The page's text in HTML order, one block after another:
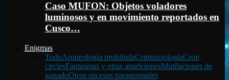
Caso MUFON: Objetos voladores
luminosos y en movimiento reportados en
Cusco…
Enigmas
TodoArqueología prohibidaCriptozoologíaCrop
circlesFantasmas y otras aparicionesMutilaciones de
ganadoOtros sucesos paranormales